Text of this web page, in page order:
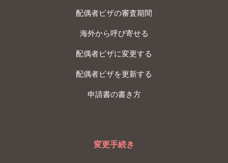
配偶者ビザの審査期間
海外から呼び寄せる
配偶者ビザに変更する
配偶者ビザを更新する
申請書の書き方
変更手続き